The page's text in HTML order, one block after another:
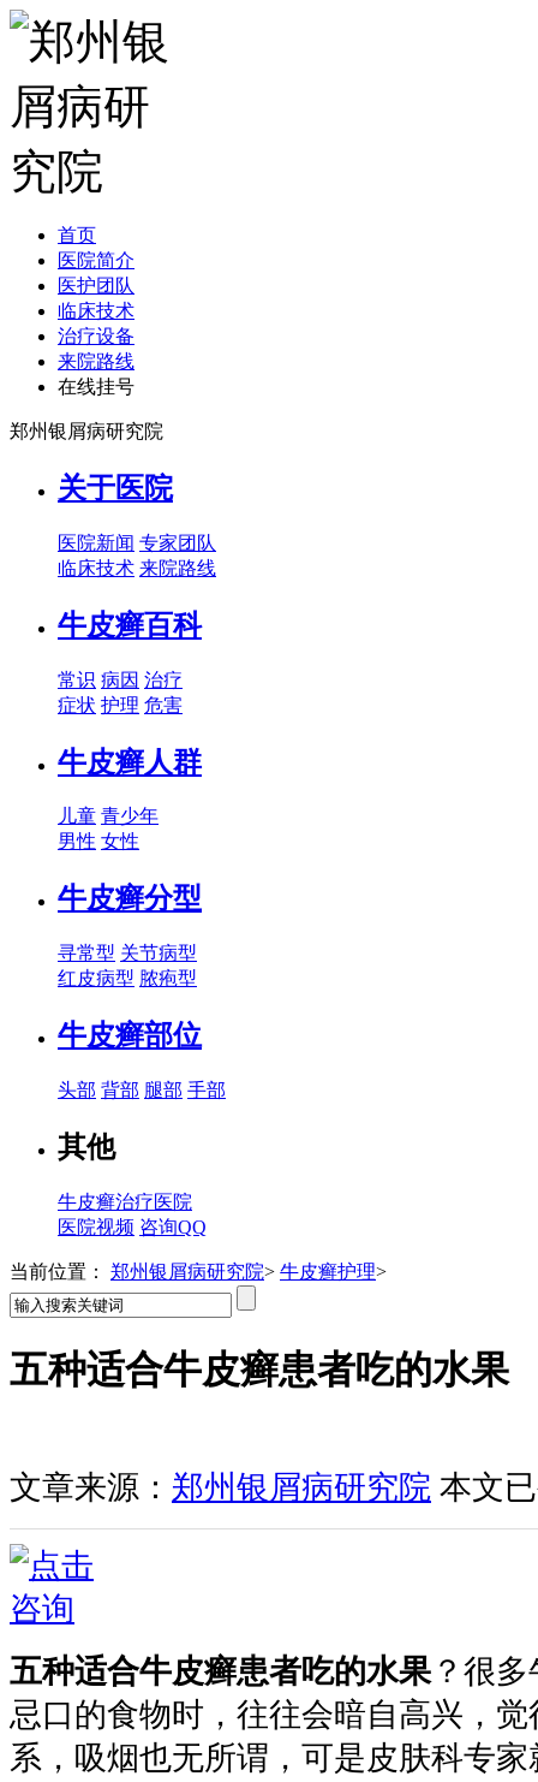
首页
医院简介
医护团队
临床技术
治疗设备
来院路线
在线挂号
郑州银屑病研究院
关于医院
医院新闻 专家团队
临床技术 来院路线
牛皮癣百科
常识 病因 治疗
症状 护理 危害
牛皮癣人群
儿童 青少年
男性 女性
牛皮癣分型
寻常型 关节病型
红皮病型 脓疱型
牛皮癣部位
头部 背部 腿部 手部
其他
牛皮癣治疗医院
医院视频 咨询QQ
当前位置： 郑州银屑病研究院> 牛皮癣护理>
五种适合牛皮癣患者吃的水果
文章来源： 郑州银屑病研究院 本文
五种适合牛皮癣患者吃的水果？很多
忌口的食物时，往往会暗自高兴，
系，吸烟也无所谓，可是皮肤科专